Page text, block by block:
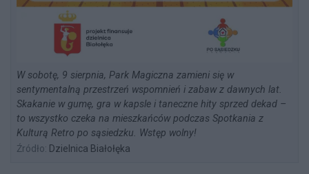
W sobotę, 9 sierpnia, Park Magiczna zamieni się w
sentymentalną przestrzeń wspomnień i zabaw z dawnych lat.
Skakanie w gumę, gra w kapsle i taneczne hity sprzed dekad –
to wszystko czeka na mieszkańców podczas Spotkania z
Kulturą Retro po sąsiedzku. Wstęp wolny!
Źródło: Dzielnica Białołęka